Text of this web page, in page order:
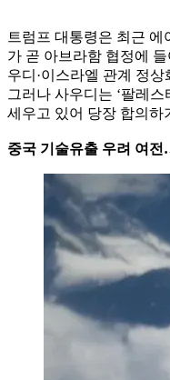
트럼프 대통령은 최근 에
가 곧 아브라함 협정에
우디·이스라엘 관계 정
그러나 사우디는 ‘팔레
세우고 있어 당장 합의하
중국 기술유출 우려 여